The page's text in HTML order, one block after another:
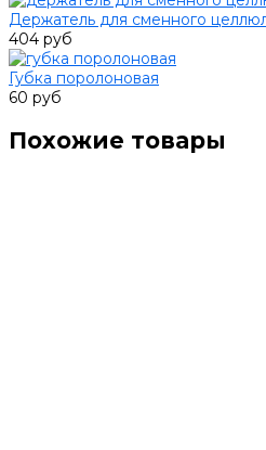
Держатель для сменного
404 руб
Губка поролоновая
60 руб
Похожие товары